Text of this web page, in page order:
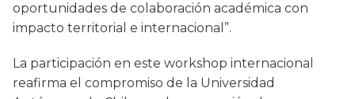
oportunidades de colaboración académica con
impacto territorial e internacional”.
La participación en este workshop internacional
reafirma el compromiso de la Universidad